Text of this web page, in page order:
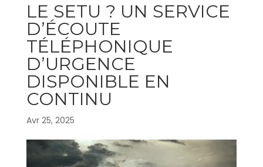
LE SETU ? UN SERVICE
D’ÉCOUTE
TÉLÉPHONIQUE
D’URGENCE
DISPONIBLE EN
CONTINU
Avr 25, 2025